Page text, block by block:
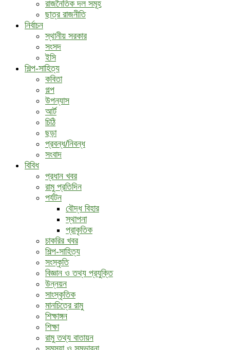
রাজনৈতিক দল সমূহ
ছাত্র রাজনীতি
নির্বাচন
স্থানীয় সরকার
সংসদ
ইসি
শিল্প-সাহিত্য
কবিতা
গল্প
উপন্যাস
আর্ট
চিঠি
ছড়া
প্রবন্ধ/নিবন্ধ
সংবাদ
বিবিধ
প্রধান খবর
রামু প্রতিদিন
পর্যটন
বৌদ্ধ ‍বিহার
স্থাপনা
প্রাকৃতিক
চাকরির খবর
শিল্প-সাহিত্য
সংস্কৃতি
বিজ্ঞান ও তথ্য প্রযুক্তি
উন্নয়ন
সাংস্কৃতিক
মানচিত্রে রামু
শিক্ষাঙ্গন
শিক্ষা
রামু তথ্য বাতায়ন